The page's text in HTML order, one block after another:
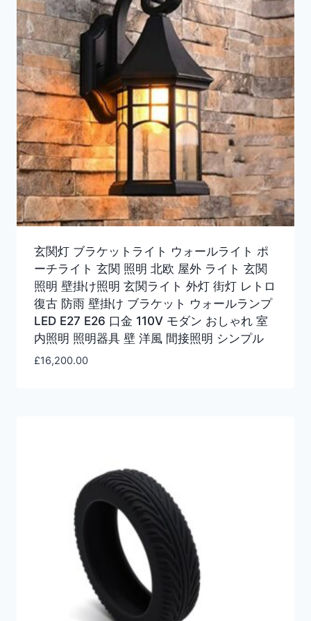
玄関灯 ブラケットライト ウォールライト ポ
ーチライト 玄関 照明 北欧 屋外 ライト 玄関
照明 壁掛け照明 玄関ライト 外灯 街灯 レトロ
復古 防雨 壁掛け ブラケット ウォールランプ
LED E27 E26 口金 110V モダン おしゃれ 室
内照明 照明器具 壁 洋風 間接照明 シンプル
£16,200.00